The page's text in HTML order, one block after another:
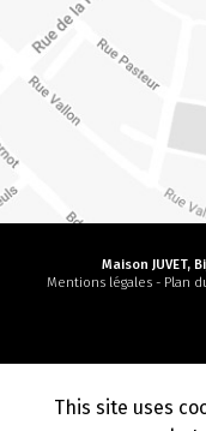
Maison JUVET,
Mentions légales - Plan
Secteur -En savoir +
This site uses